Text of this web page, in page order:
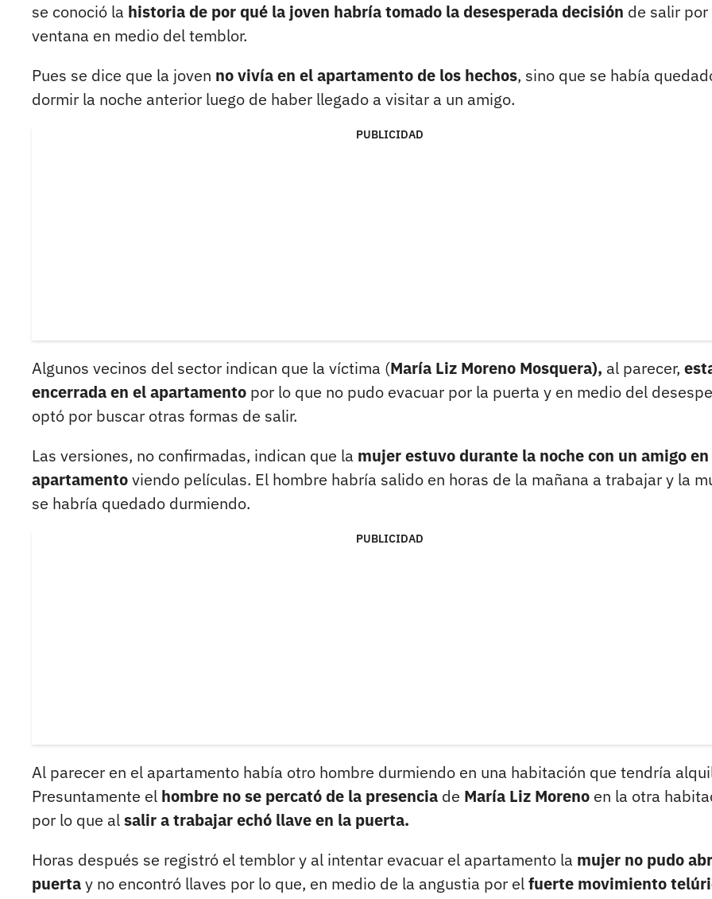
se conoció la historia de por qué la joven habría tomado la desesperada decisión de salir por
ventana en medio del temblor.
Pues se dice que la joven no vivía en el apartamento de los hechos, sino que se había
dormir la noche anterior luego de haber llegado a visitar a un amigo.
PUBLICIDAD
Algunos vecinos del sector indican que la víctima (María Liz Moreno Mosquera), al parecer,
encerrada en el apartamento por lo que no pudo evacuar por la puerta y en medio del
optó por buscar otras formas de salir.
Las versiones, no confirmadas, indican que la mujer estuvo durante la noche con un amigo
apartamentoviendo películas. El hombre habría salido en horas de la mañana a trabajar y la
se habría quedado durmiendo.
PUBLICIDAD
Al parecer en el apartamento había otro hombre durmiendo en una habitación que tendría
Presuntamente el hombre no se percató de la presencia de María Liz Moreno en la otra
por lo que alsalir a trabajar echó llave en la puerta.
Horas después se registró el temblor y al intentar evacuar el apartamento la mujer no pudo
puertay no encontró llaves por lo que, en medio de la angustia por elfuerte movimiento